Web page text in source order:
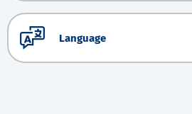
Language